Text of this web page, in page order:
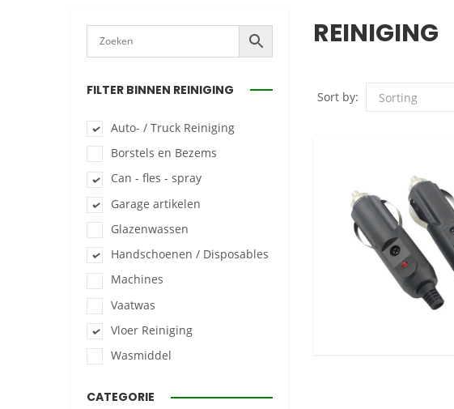
FILTER BINNEN REINIGING
Auto- / Truck Reiniging
Borstels en Bezems
Can - fles - spray
Garage artikelen
Glazenwassen
Handschoenen / Disposables
Machines
Vaatwas
Vloer Reiniging
Wasmiddel
CATEGORIE
REINIGING
Sort by: